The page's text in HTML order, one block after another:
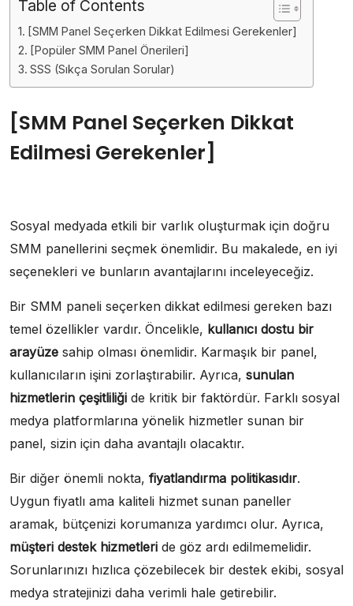
Table of Contents
[SMM Panel Seçerken Dikkat Edilmesi Gerekenler]
[Popüler SMM Panel Önerileri]
SSS (Sıkça Sorulan Sorular)
[SMM Panel Seçerken Dikkat
Edilmesi Gerekenler]
Sosyal medyada etkili bir varlık oluşturmak için doğru
SMM panellerini seçmek önemlidir. Bu makalede, en iyi
seçenekleri ve bunların avantajlarını inceleyeceğiz.
Bir SMM paneli seçerken dikkat edilmesi gereken bazı
temel özellikler vardır. Öncelikle, kullanıcı dostu bir
arayüze sahip olması önemlidir. Karmaşık bir panel,
kullanıcıların işini zorlaştırabilir. Ayrıca, sunulan
hizmetlerin çeşitliliği de kritik bir faktördür. Farklı sosyal
medya platformlarına yönelik hizmetler sunan bir
panel, sizin için daha avantajlı olacaktır.
Bir diğer önemli nokta, fiyatlandırma politikasıdır.
Uygun fiyatlı ama kaliteli hizmet sunan paneller
aramak, bütçenizi korumanıza yardımcı olur. Ayrıca,
müşteri destek hizmetleri de göz ardı edilmemelidir.
Sorunlarınızı hızlıca çözebilecek bir destek ekibi, sosyal
medya stratejinizi daha verimli hale getirebilir.